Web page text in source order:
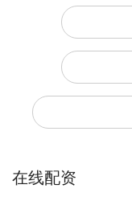
在线配资